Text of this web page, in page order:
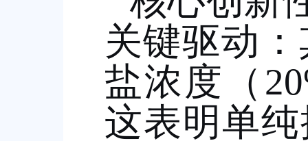
关键驱动
盐浓度（
这表明单